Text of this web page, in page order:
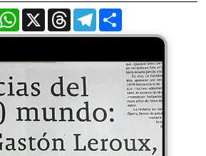
WhatsApp
X ThreadsTelegram